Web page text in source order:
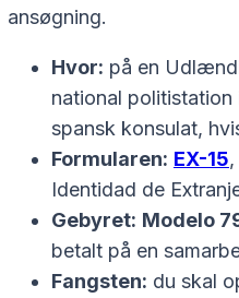
ansøgning.
Hvor: på en
national politistation
spansk konsulat,
Formularen: EX-15,
Identidad de
Gebyret: Modelo
betalt på en
Fangsten: du skal